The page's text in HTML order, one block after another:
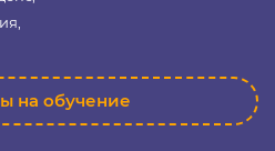
на обучение